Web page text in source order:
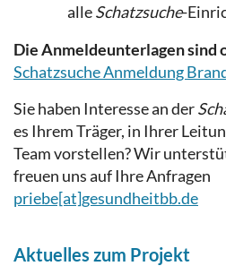
alleSchatzsuche-
Die Anmeldeunterlagen sind
Schatzsuche Anmeldung
Sie haben Interesse an der
es Ihrem Träger, in Ihrer
Team vorstellen? Wir
freuen uns auf Ihre Anfragen
priebe[at]gesundheitbb.de
Aktuelles zum Projekt